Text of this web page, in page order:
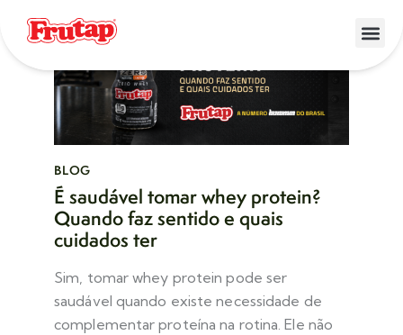
BLOG
É saudável tomar whey protein?
Quando faz sentido e quais
cuidados ter
Sim, tomar whey protein pode ser
saudável quando existe necessidade de
complementar proteína na rotina. Ele não